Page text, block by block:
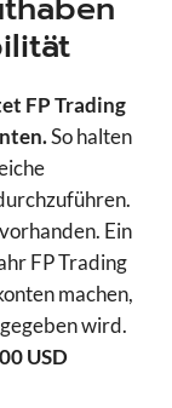
FP Trading
So halten
Ein
FP Trading
machen,
wird.
USD